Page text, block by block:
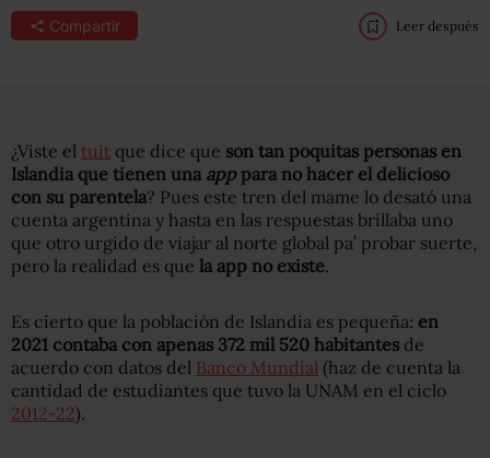
Compartir Leer después
¿Viste el tuit que dice que son tan poquitas personas en
Islandia que tienen una apppara no hacer el delicioso
con su parentela? Pues este tren del mame lo desató una
cuenta argentina y hasta en las respuestas brillaba uno
que otro urgido de viajar al norte global pa’ probar suerte,
pero la realidad es que la app no existe.
Es cierto que la población de Islandia es pequeña: en
2021 contaba con apenas 372 mil 520 habitantes de
acuerdo con datos del Banco Mundial (haz de cuenta la
cantidad de estudiantes que tuvo la UNAM en el ciclo
2012-22).